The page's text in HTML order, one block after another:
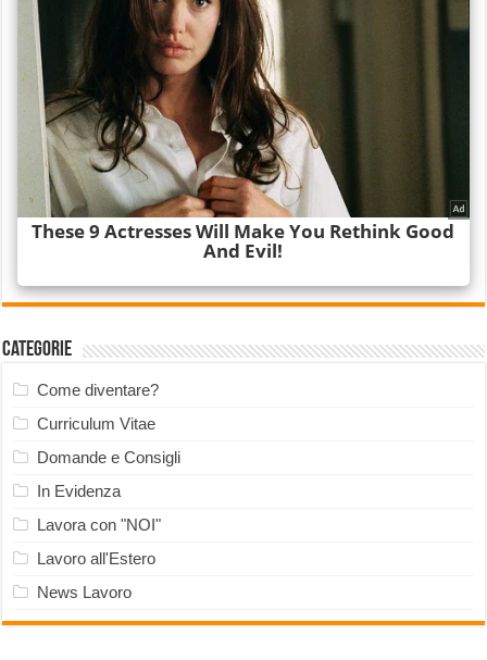
Categorie
Come diventare?
Curriculum Vitae
Domande e Consigli
In Evidenza
Lavora con "NOI"
Lavoro all'Estero
News Lavoro